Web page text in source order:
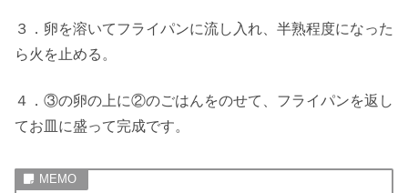
３．卵を溶いてフライパンに流し入れ、半熟程度になった
ら火を止める。
４．③の卵の上に②のごはんをのせて、フライパンを返し
てお皿に盛って完成です。